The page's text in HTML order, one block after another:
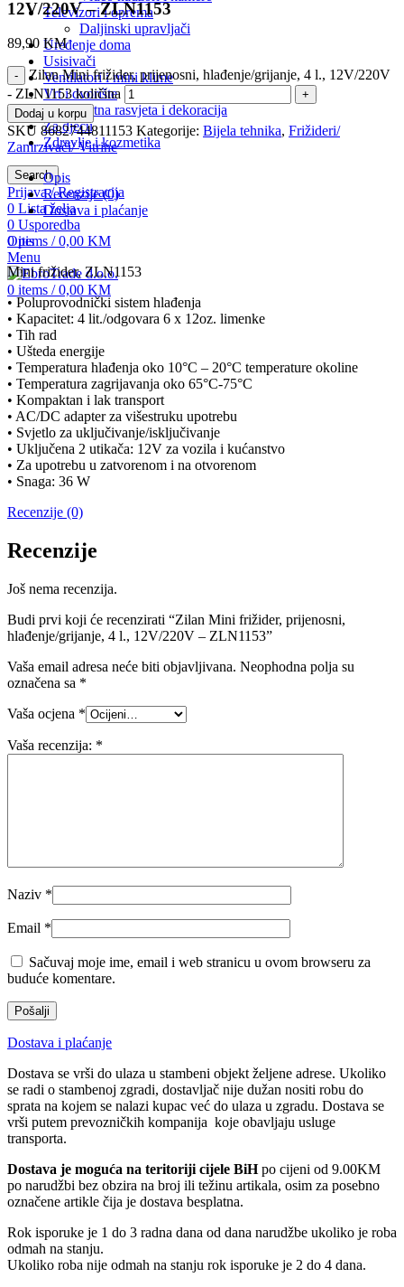
Televizori i oprema
Daljinski upravljači
Uređenje doma
Usisivači
Ventilatori i mini klime
Vrt i dvorište
Vrtna rasvjeta i dekoracija
Za djecu
Zdravlje i kozmetika
Search
Prijava / Registracija
0 Lista želja
0 Usporedba
0items / 0,00 KM
Menu
0 items / 0,00 KM
12V/220V – ZLN1153
89,90 KM
Zilan Mini frižider, prijenosni, hlađenje/grijanje, 4 l., 12V/220V
- ZLN1153 količina
Dodaj u korpu
SKU 8682744811153 Kategorije: Bijela tehnika, Frižideri/
Zamrzivači/ Vitrine
Opis
Recenzije (0)
Dostava i plaćanje
Opis
Mini frižider, ZLN1153
• Poluprovodnički sistem hlađenja
• Kapacitet: 4 lit./odgovara 6 x 12oz. limenke
• Tih rad
• Ušteda energije
• Temperatura hlađenja oko 10°C – 20°C temperature okoline
• Temperatura zagrijavanja oko 65°C-75°C
• Kompaktan i lak transport
• AC/DC adapter za višestruku upotrebu
• Svjetlo za uključivanje/isključivanje
• Uključena 2 utikača: 12V za vozila i kućanstvo
• Za upotrebu u zatvorenom i na otvorenom
• Snaga: 36 W
Recenzije (0)
Recenzije
Još nema recenzija.
Budi prvi koji će recenzirati “Zilan Mini frižider, prijenosni,
hlađenje/grijanje, 4 l., 12V/220V – ZLN1153”
Vaša email adresa neće biti objavljivana. Neophodna polja su
označena sa *
Vaša ocjena *
Vaša recenzija: *
Naziv *
Email *
Sačuvaj moje ime, email i web stranicu u ovom browseru za
buduće komentare.
Dostava i plaćanje
Dostava se vrši do ulaza u stambeni objekt željene adrese. Ukoliko
se radi o stambenoj zgradi, dostavljač nije dužan nositi robu do
sprata na kojem se nalazi kupac već do ulaza u zgradu. Dostava se
vrši putem prevozničkih kompanija koje obavljaju usluge
transporta.
Dostava je moguća na teritoriji cijele BiHpo cijeni od 9.00KM
po narudžbi bez obzira na broj ili težinu artikala, osim za posebno
označene artikle čija je dostava besplatna.
Rok isporuke je 1 do 3 radna dana od dana narudžbe ukoliko je roba
odmah na stanju.
Ukoliko roba nije odmah na stanju rok isporuke je 2 do 4 dana.